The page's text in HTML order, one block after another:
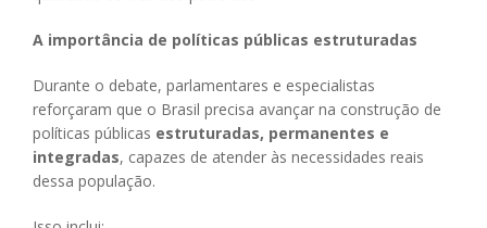
A importância de políticas públicas estruturadas
Durante o debate, parlamentares e especialistas
reforçaram que o Brasil precisa avançar na construção de
políticas públicas estruturadas, permanentes e
integradas, capazes de atender às necessidades reais
dessa população.